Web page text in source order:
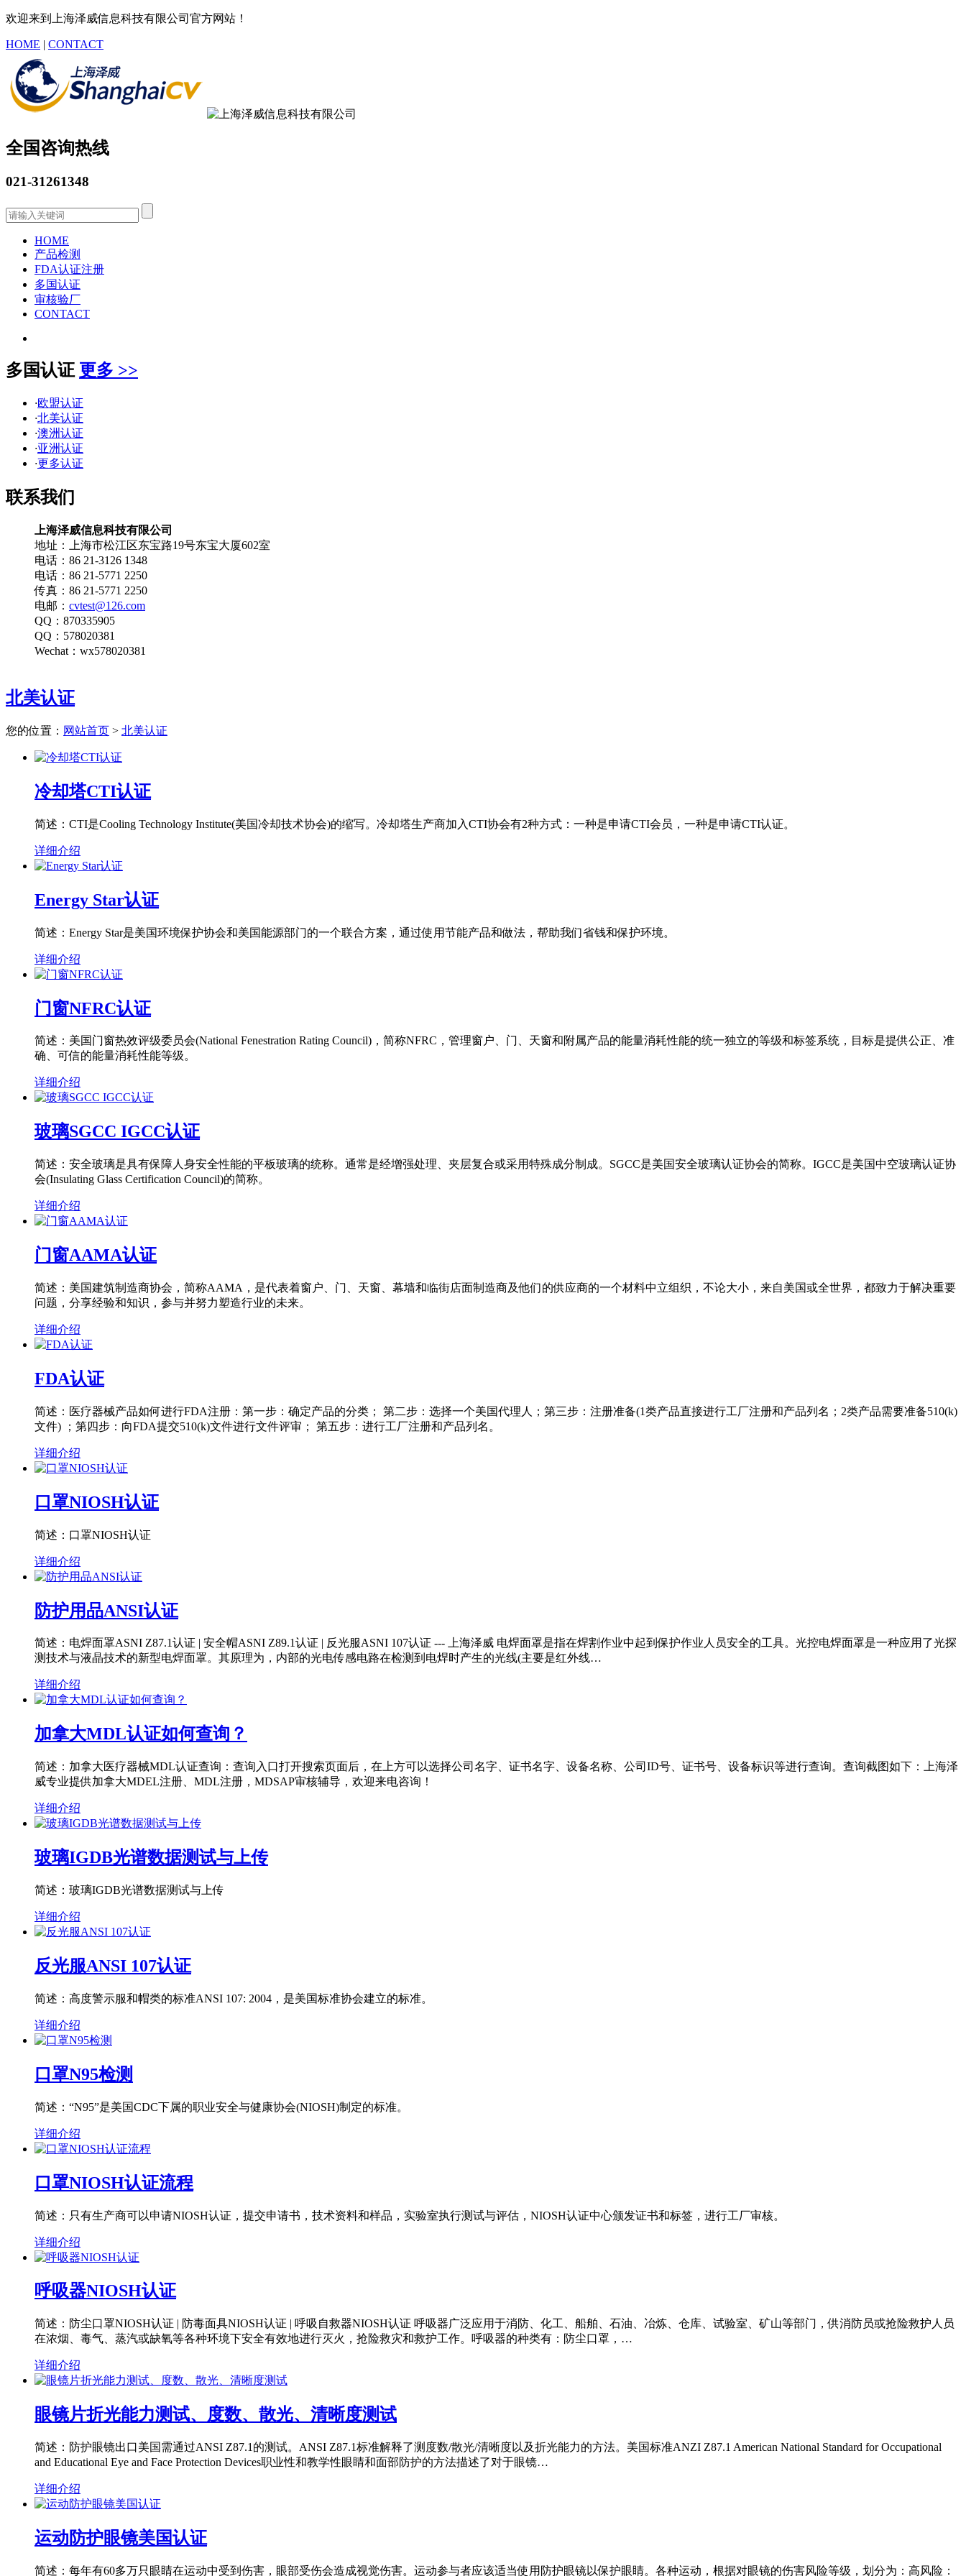
欢迎来到上海泽威信息科技有限公司官方网站！
HOME | CONTACT
全国咨询热线
021-31261348
HOME
产品检测
FDA认证注册
多国认证
审核验厂
CONTACT
多国认证 更多 >>
·欧盟认证
·北美认证
·澳洲认证
·亚洲认证
·更多认证
联系我们
上海泽威信息科技有限公司
地址：上海市松江区东宝路19号东宝大厦602室
电话：86 21-3126 1348
电话：86 21-5771 2250
传真：86 21-5771 2250
电邮： cvtest@126.com
QQ：870335905
QQ：578020381
Wechat：wx578020381
北美认证
您的位置： 网站首页 > 北美认证
冷却塔CTI认证
简述：CTI是Cooling Technology Institute(美国冷却技术协会)的缩写。冷却塔生产商加入CTI协会有2种方式：一种是申请CTI会员，一种是申请CTI认证。
详细介绍
Energy Star认证
简述：Energy Star是美国环境保护协会和美国能源部门的一个联合方案，通过使用节能产品和做法，帮助我们省钱和保护环境。
详细介绍
门窗NFRC认证
简述：美国门窗热效评级委员会(National Fenestration Rating Council)，简称NFRC，管理窗户、门、天窗和附属产品的能量消耗性能的统一独立的等级和标签系统，目标是提供公正、准
确、可信的能量消耗性能等级。
详细介绍
玻璃SGCC IGCC认证
简述：安全玻璃是具有保障人身安全性能的平板玻璃的统称。通常是经增强处理、夹层复合或采用特殊成分制成。SGCC是美国安全玻璃认证协会的简称。IGCC是美国中空玻璃认证协
会(Insulating Glass Certification Council)的简称。
详细介绍
门窗AAMA认证
简述：美国建筑制造商协会，简称AAMA，是代表着窗户、门、天窗、幕墙和临街店面制造商及他们的供应商的一个材料中立组织，不论大小，来自美国或全世界，都致力于解决重要
问题，分享经验和知识，参与并努力塑造行业的未来。
详细介绍
FDA认证
简述：医疗器械产品如何进行FDA注册：第一步：确定产品的分类；‍ 第二步：选择一个美国代理人；第三步：注册准备(1类产品直接进行工厂注册和产品列名；2类产品需要准备510(k)
文件) ；第四步：向FDA提交510(k)文件进行文件评审； 第五步：进行工厂注册和产品列名。
详细介绍
口罩NIOSH认证
简述：口罩NIOSH认证
详细介绍
防护用品ANSI认证
简述：电焊面罩ASNI Z87.1认证 | 安全帽ASNI Z89.1认证 | 反光服ASNI 107认证 --- 上海泽威 电焊面罩是指在焊割作业中起到保护作业人员安全的工具。光控电焊面罩是一种应用了光探
测技术与液晶技术的新型电焊面罩。其原理为，内部的光电传感电路在检测到电焊时产生的光线(主要是红外线…
详细介绍
加拿大MDL认证如何查询？
简述：加拿大医疗器械MDL认证查询：查询入口打开搜索页面后，在上方可以选择公司名字、证书名字、设备名称、公司ID号、证书号、设备标识等进行查询。查询截图如下：上海泽
威专业提供加拿大MDEL注册、MDL注册，MDSAP审核辅导，欢迎来电咨询！
详细介绍
玻璃IGDB光谱数据测试与上传
简述：玻璃IGDB光谱数据测试与上传
详细介绍
反光服ANSI 107认证
简述：高度警示服和帽类的标准ANSI 107: 2004，是美国标准协会建立的标准。
详细介绍
口罩N95检测
简述：“N95”是美国CDC下属的职业安全与健康协会(NIOSH)制定的标准。
详细介绍
口罩NIOSH认证流程
简述：只有生产商可以申请NIOSH认证，提交申请书，技术资料和样品，实验室执行测试与评估，NIOSH认证中心颁发证书和标签，进行工厂审核。
详细介绍
呼吸器NIOSH认证
简述：防尘口罩NIOSH认证 | 防毒面具NIOSH认证 | 呼吸自救器NIOSH认证 呼吸器广泛应用于消防、化工、船舶、石油、冶炼、仓库、试验室、矿山等部门，供消防员或抢险救护人员
在浓烟、毒气、蒸汽或缺氧等各种环境下安全有效地进行灭火，抢险救灾和救护工作。呼吸器的种类有：防尘口罩，…
详细介绍
眼镜片折光能力测试、度数、散光、清晰度测试
简述：防护眼镜出口美国需通过ANSI Z87.1的测试。ANSI Z87.1标准解释了测度数/散光/清晰度以及折光能力的方法。美国标准ANZI Z87.1 American National Standard for Occupational
and Educational Eye and Face Protection Devices职业性和教学性眼睛和面部防护的方法描述了对于眼镜…
详细介绍
运动防护眼镜美国认证
简述：每年有60多万只眼睛在运动中受到伤害，眼部受伤会造成视觉伤害。运动参与者应该适当使用防护眼镜以保护眼睛。各种运动，根据对眼镜的伤害风险等级，划分为：高风险：